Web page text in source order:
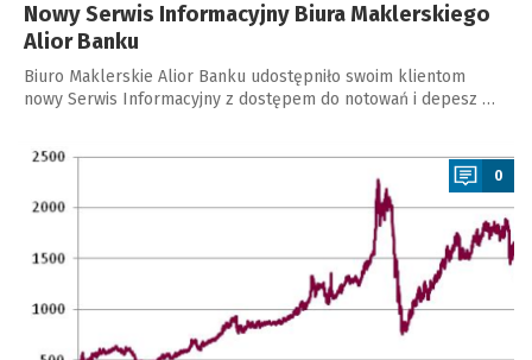
Nowy Serwis Informacyjny Biura Maklerskiego
Alior Banku
Biuro Maklerskie Alior Banku udostępniło swoim klientom
nowy Serwis Informacyjny z dostępem do notowań i depesz …
0